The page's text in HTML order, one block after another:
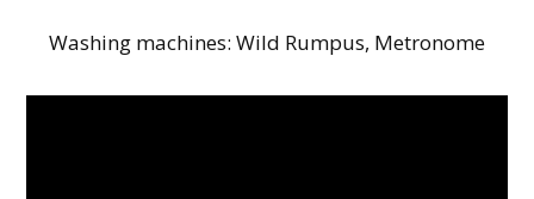
Washing machines: Wild Rumpus, Metronome